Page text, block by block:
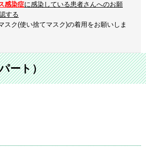
感染症に感染している患者さんへのお願
する
スク(使い捨てマスク)の着用をお願いしま
ート）